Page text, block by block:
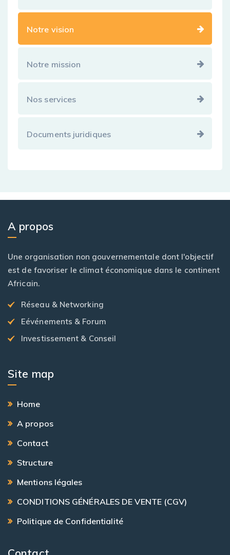
Notre vision
Notre mission
Nos services
Documents juridiques
A propos
Une organisation non gouvernementale dont l'objectif
est de favoriser le climat économique dans le continent
Africain.
Réseau & Networking
Eévénements & Forum
Investissement & Conseil
Site map
Home
A propos
Contact
Structure
Mentions légales
CONDITIONS GÉNÉRALES DE VENTE (CGV)
Politique de Confidentialité